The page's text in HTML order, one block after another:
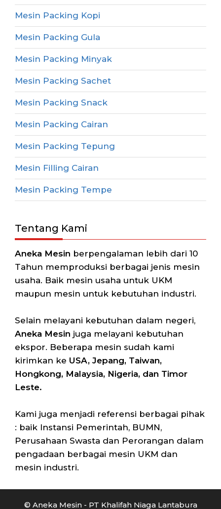
Mesin Packing Kopi
Mesin Packing Gula
Mesin Packing Minyak
Mesin Packing Sachet
Mesin Packing Snack
Mesin Packing Cairan
Mesin Packing Tepung
Mesin Filling Cairan
Mesin Packing Tempe
Tentang Kami
Aneka Mesin berpengalaman lebih dari 10
Tahun memproduksi berbagai jenis mesin
usaha. Baik mesin usaha untuk UKM
maupun mesin untuk kebutuhan industri.
Selain melayani kebutuhan dalam negeri,
Aneka Mesin juga melayani kebutuhan
ekspor. Beberapa mesin sudah kami
kirimkan ke USA, Jepang, Taiwan,
Hongkong, Malaysia, Nigeria, dan Timor
Leste.
Kami juga menjadi referensi berbagai pihak
: baik Instansi Pemerintah, BUMN,
Perusahaan Swasta dan Perorangan dalam
pengadaan berbagai mesin UKM dan
mesin industri.
© Aneka Mesin - PT Khalifah Niaga Lantabura